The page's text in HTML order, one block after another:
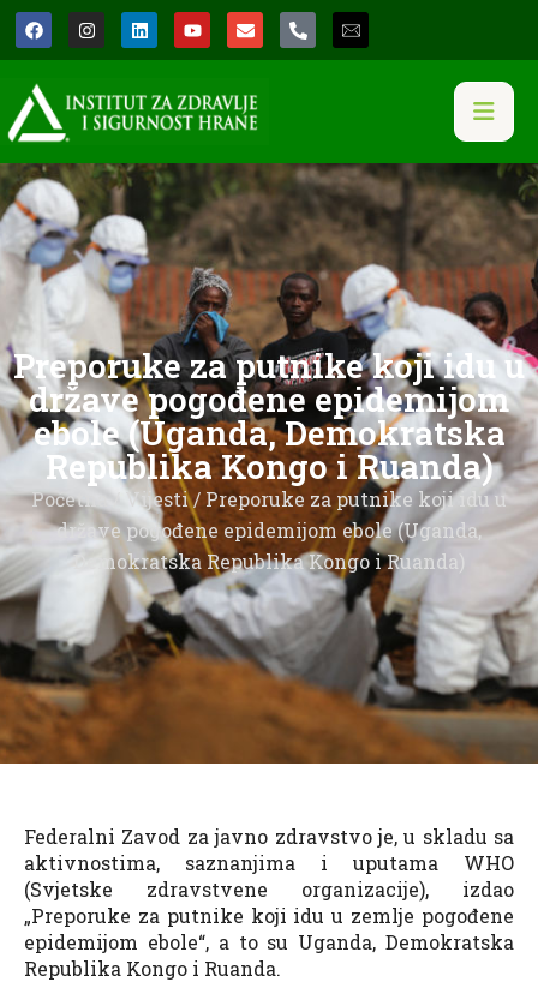
Preporuke za putnike koji idu u
države pogođene epidemijom
ebole (Uganda, Demokratska
Republika Kongo i Ruanda)
Početna / Vijesti/ Preporuke za putnike koji idu u
države pogođene epidemijom ebole (Uganda,
Demokratska Republika Kongo i Ruanda)
Federalni Zavod za javno zdravstvo je, u skladu sa
aktivnostima, saznanjima i uputama WHO
(Svjetske zdravstvene organizacije), izdao
„Preporuke za putnike koji idu u zemlje pogođene
epidemijom ebole“, a to su Uganda, Demokratska
Republika Kongo i Ruanda.